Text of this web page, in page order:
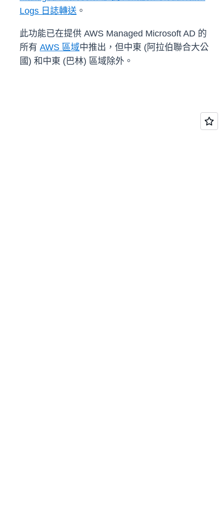
Logs 日誌轉送 。
此功能已在提供 AWS Managed Microsoft AD 的
所有 AWS 區域中推出，但中東 (阿拉伯聯合大公
國) 和中東 (巴林) 區域除外。